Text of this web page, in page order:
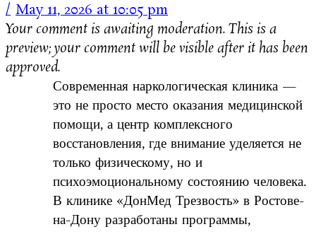
May 11, 2026 at 10:05 pm
Your comment is awaiting moderation. This is a
preview; your comment will be visible after it has been
approved.
Современная наркологическая клиника —
это не просто место оказания медицинской
помощи, а центр комплексного
восстановления, где внимание уделяется не
только физическому, но и
психоэмоциональному состоянию человека.
В клинике «ДонМед Трезвость» в Ростове-
на-Дону разработаны программы,